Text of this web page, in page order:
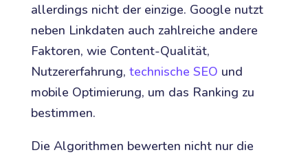
allerdings nicht der einzige. Google nutzt
neben Linkdaten auch zahlreiche andere
Faktoren, wie Content-Qualität,
Nutzererfahrung, technische SEO und
mobile Optimierung, um das Ranking zu
bestimmen.
Die Algorithmen bewerten nicht nur die